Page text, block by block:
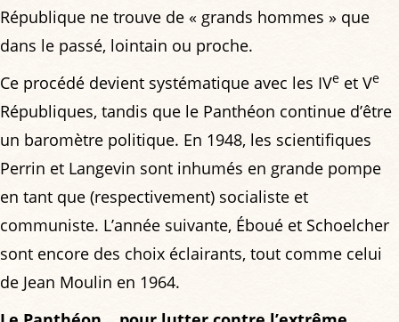
République ne trouve de « grands hommes » que
dans le passé, lointain ou proche.
Ce procédé devient systématique avec les IVe et Ve
Républiques, tandis que le Panthéon continue d’être
un baromètre politique. En 1948, les scientifiques
Perrin et Langevin sont inhumés en grande pompe
en tant que (respectivement) socialiste et
communiste. L’année suivante, Éboué et Schoelcher
sont encore des choix éclairants, tout comme celui
de Jean Moulin en 1964.